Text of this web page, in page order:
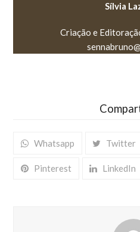
Sílvia
Criação e
Whatsapp Twitter
Pinterest LinkedIn